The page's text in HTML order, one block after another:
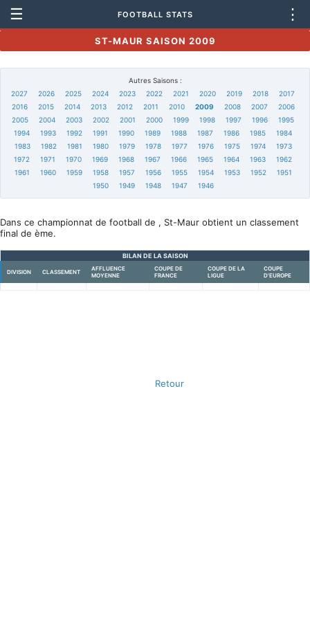
☰ FOOTBALL STATS ⋮
ST-MAUR SAISON 2009
Autres Saisons :
2027
2026 2025 2024 2023 2022 2021 2020 2019 2018
2017
2016
2015 2014 2013 2012 2011 2010 2009 2008 2007
2006
2005
2004 2003 2002 2001 2000 1999 1998 1997 1996
1995
1994
1993 1992 1991 1990 1989 1988 1987 1986 1985
1984
1983
1982 1981 1980 1979 1978 1977 1976 1975 1974
1973
1972
1971 1970 1969 1968 1967 1966 1965 1964 1963
1962
1961
1960 1959 1958 1957 1956 1955 1954 1953 1952
1951
1950
1949 1948 1947 1946
Dans ce championnat de football de , St-Maur obtient un classement
final de ème.
BILAN DE LA SAISON
DIVISION CLASSEMENT
AFFLUENCE
MOYENNE
COUPE DE
FRANCE
COUPE DE LA
LIGUE
COUPE
D'EUROPE
Retour